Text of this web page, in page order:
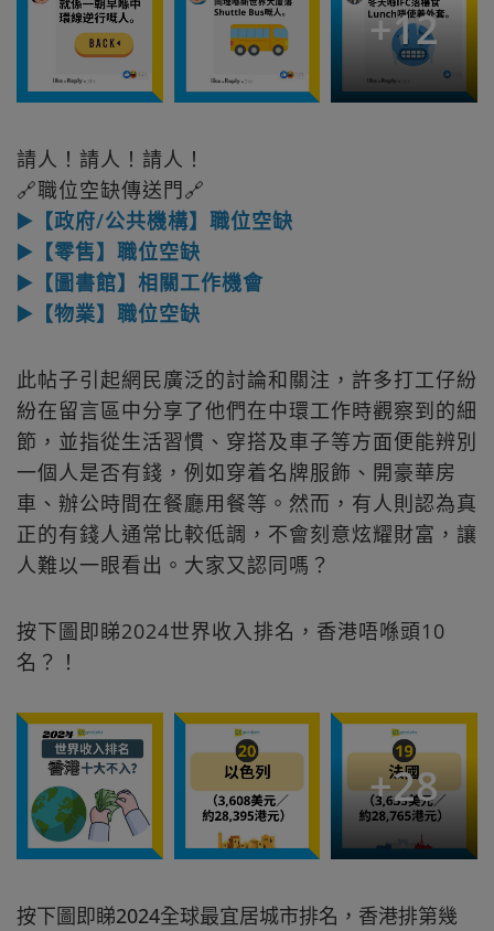
+12
請人！請人！請人！
🔗職位空缺傳送門🔗
▶️【政府/公共機構】職位空缺
▶️【零售】職位空缺
▶️【圖書館】相關工作機會
▶️【物業】職位空缺
此帖子引起網民廣泛的討論和關注，許多打工仔紛
紛在留言區中分享了他們在中環工作時觀察到的細
節，並指從生活習慣、穿搭及車子等方面便能辨別
一個人是否有錢，例如穿着名牌服飾、開豪華房
車、辦公時間在餐廳用餐等。然而，有人則認為真
正的有錢人通常比較低調，不會刻意炫耀財富，讓
人難以一眼看出。大家又認同嗎？
按下圖即睇2024世界收入排名，香港唔喺頭10
名？！
+28
按下圖即睇2024全球最宜居城市排名，香港排第幾